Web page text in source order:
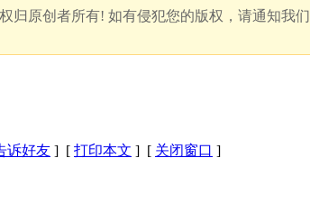
原创者所有! 如有侵犯您的版权，请通知我
诉好友 ] [ 打印本文 ] [ 关闭窗口 ]